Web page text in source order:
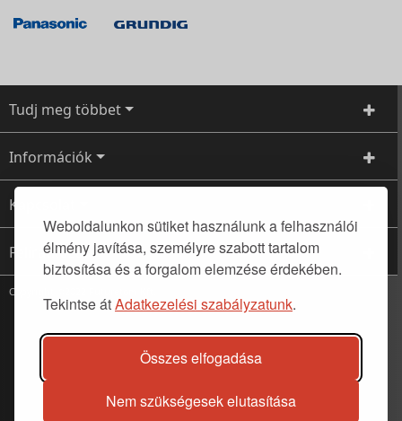
Weboldalunkon sütiket használunk a felhasználói
élmény javítása, személyre szabott tartalom
biztosítása és a forgalom elemzése érdekében.
Tekintse átAdatkezelési szabályzatunk.
Összes elfogadása
Nem szükségesek elutasítása
Tudj meg többet
Információk
Kapcsolat
Feliratkozás
Copyright ©2022 Futuretom Kft.